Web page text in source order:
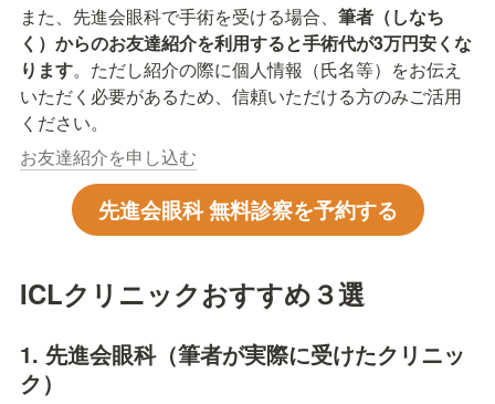
また、先進会眼科で手術を受ける場合、 筆者（しなち
く）からのお友達紹介を利用すると手術代が3万円安くな
ります。ただし紹介の際に個人情報（氏名等）をお伝え
いただく必要があるため、信頼いただける方のみご活用
ください。
お友達紹介を申し込む
先進会眼科 無料診察を予約する
ICLクリニックおすすめ３選
1. 先進会眼科（筆者が実際に受けたクリニッ
ク）